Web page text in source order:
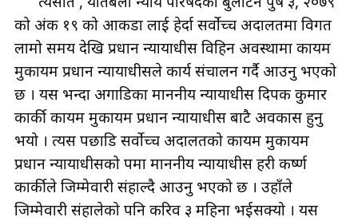
को अंक १९ को आकडा लाई हेर्दा सर्वोच्च अदालतमा विगत
लामो समय देखि प्रधान न्यायाधीस विहिन अवस्थामा कायम
मुकायम प्रधान न्यायाधीसले कार्य संचालन गर्दै आउनु भएको
छ । यस भन्दा अगाडिका माननीय न्यायाधीस दिपक कुमार
कार्की कायम मुकायम प्रधान न्यायाधीस बाटै अवकास हुनु
भयो । त्यस पछाडि सर्वोच्च अदालतको कायम मुकायम
प्रधान न्यायाधीसको रुपमा माननीय न्यायाधीस हरी कर्ष्ण
कार्कीले जिम्मेवारी संहाल्दै आउनु भएको छ । उहाँले
जिम्मेवारी संहालेको पनि करिव ३ महिना भईसक्यो । यस